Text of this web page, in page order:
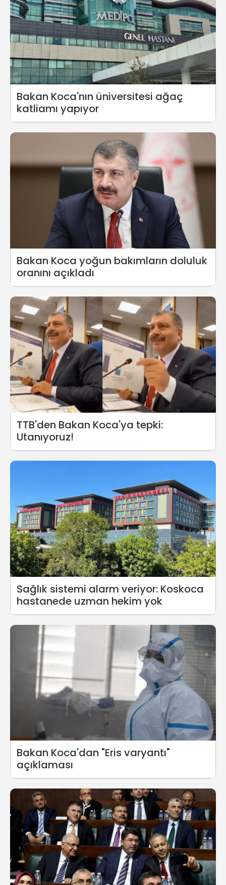
Bakan Koca'nın üniversitesi ağaç
katliamı yapıyor
Bakan Koca yoğun bakımların doluluk
oranını açıkladı
TTB'den Bakan Koca'ya tepki:
Utanıyoruz!
Sağlık sistemi alarm veriyor: Koskoca
hastanede uzman hekim yok
Bakan Koca'dan "Eris varyantı"
açıklaması